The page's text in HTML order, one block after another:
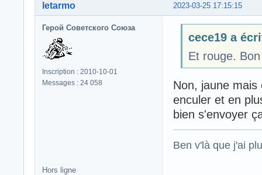
2023-03-25 17:15:15
letarmo
Герой Советского Союза
Inscription : 2010-10-01
Messages : 24 058
cece19 a
Et rouge.
Non, jaune
enculer et en
bien s'envoyer
Ben v'là que j'ai
Hors ligne